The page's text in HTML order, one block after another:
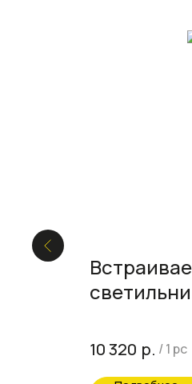
10 320 р. /1 pc